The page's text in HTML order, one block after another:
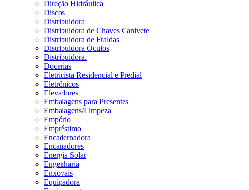
Direção Hidráulica
Discos
Distribuidora
Distribuidora de Chaves Canivete
Distribuidora de Fraldas
Distribuidora Óculos
Distribuidora.
Docerias
Eletricista Residencial e Predial
Eletrônicos
Elevadores
Embalagens para Presentes
Embalagens/Limpeza
Empório
Empréstimo
Encadernadora
Encanadores
Energia Solar
Engenharia
Enxovais
Equipadora